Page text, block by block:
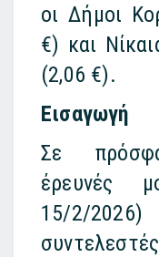
οι Δήμοι
€) και
(2,06 €).
Εισαγωγή
Σε
έρευνές
15/2/2026)